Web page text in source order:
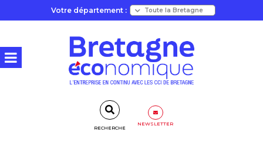
Votre département :
RECHERCHE
NEWSLETTER